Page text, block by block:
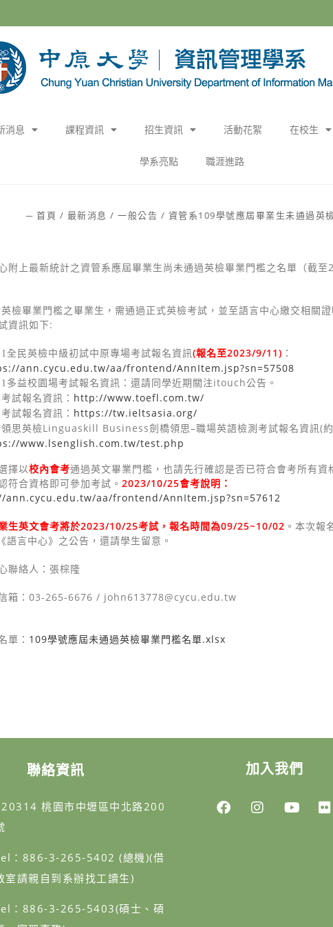
消息 課程資訊 招生資訊 活動花絮 在校生
學系亮點 職涯進路
─首頁 / 最新消息 /一般公告 / 資管系109學號應屆畢業生未通過英
附上最新統計之資管系應屆畢業生尚未通過英檢畢業門檻之名單（截至
檢畢業門檻之畢業生，需通過正式英檢考試，並至語言中心繳交相關
資訊如下:
全民英檢中級初試中原專場考試報名資訊 (報名至2023/9/11) ：
ann.cycu.edu.tw/aa/frontend/AnnItem.jsp?sn=57508
多益校園場考試報名資訊：還請同學近期關注 itouch公告。
試報名資訊： http://www.toefl.com.tw/
試報名資訊： https://tw.ieltsasia.org/
思英檢Linguaskill Business劍橋領思 – 職場英語檢測考試報名資訊 (
www.lsenglish.com.tw/test.php
擇以校內會考通過英文畢業門檻，也請先行確認是否已符合會考所有
符合資格即可參加考試。 2023/10/25會考說明：
ann.cycu.edu.tw/aa/frontend/AnnItem.jsp?sn=57612
生英文會考將於2023/10/25考試，報名時間為09/25~10/02 。本次報
《語言中心》之公告，還請學生留意。
聯絡人：張棕隆
箱：03-265-6676 / john613778@cycu.edu.tw
單： 109學號應屆未通過英檢畢業門檻名單.xlsx
聯絡資訊
桃園市中壢區中北路200
：886-3-265-5402 (總機)(借
室請親自到系辦找工讀生)
：886-3-265-5403(碩士、碩
加入我們